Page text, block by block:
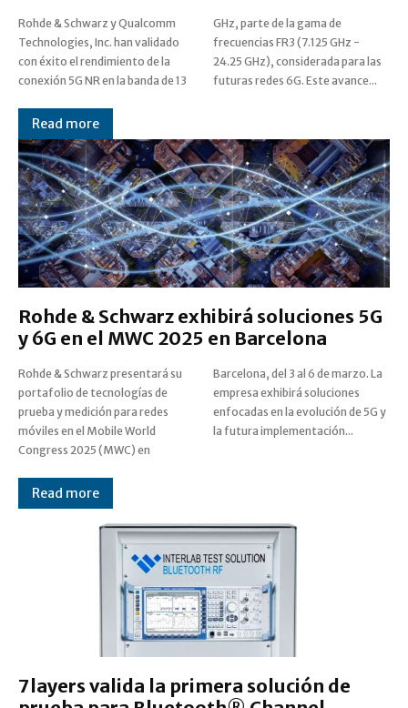
Rohde & Schwarz y Qualcomm
Technologies, Inc. han validado
con éxito el rendimiento de la
conexión 5G NR en la banda de 13
GHz, parte de la gama de
frecuencias FR3 (7.125 GHz -
24.25 GHz), considerada para las
futuras redes 6G. Este avance...
Read more
Rohde & Schwarz exhibirá soluciones 5G
y 6G en el MWC 2025 en Barcelona
Rohde & Schwarz presentará su
portafolio de tecnologías de
prueba y medición para redes
móviles en el Mobile World
Congress 2025 (MWC) en
Barcelona, del 3 al 6 de marzo. La
empresa exhibirá soluciones
enfocadas en la evolución de 5G y
la futura implementación...
Read more
7layers valida la primera solución de